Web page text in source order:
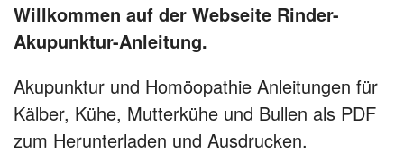
Willkommen auf der Webseite Rinder-
Akupunktur-Anleitung.
Akupunktur und Homöopathie Anleitungen für
Kälber, Kühe, Mutterkühe und Bullen als PDF
zum Herunterladen und Ausdrucken.